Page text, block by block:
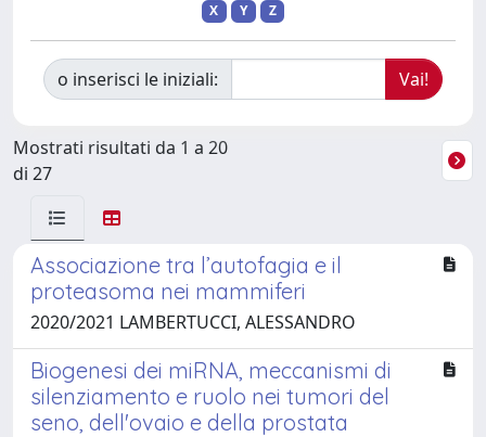
X
Y Z
o inserisci le iniziali:
Mostrati risultati da 1 a 20
di 27
Associazione tra l’autofagia e il
proteasoma nei mammiferi
2020/2021 LAMBERTUCCI, ALESSANDRO
Biogenesi dei miRNA, meccanismi di
silenziamento e ruolo nei tumori del
seno, dell'ovaio e della prostata